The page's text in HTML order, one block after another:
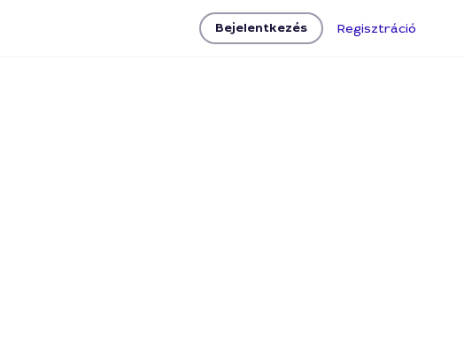
Bejelentkezés Regisztráció